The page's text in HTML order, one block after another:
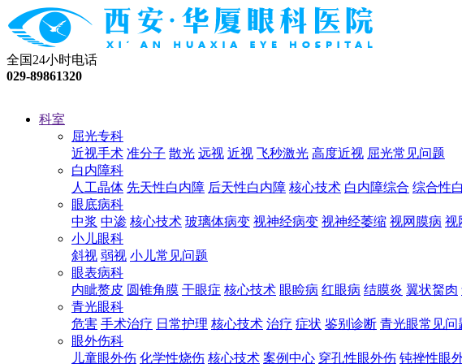
全国24小时电话
029-89861320
科室
屈光专科
近视手术 准分子 散光 远视 近视 飞秒激光 高度近视 屈光常见问题
白内障科
人工晶体 先天性白内障 后天性白内障 核心技术 白内障综合 综合性
眼底病科
中浆 中渗 核心技术 玻璃体病变 视神经病变 视神经萎缩 视网膜病 视
小儿眼科
斜视 弱视 小儿常见问题
眼表病科
内眦赘皮 圆锥角膜 干眼症 核心技术 眼睑病 红眼病 结膜炎 翼状胬肉
青光眼科
危害 手术治疗 日常护理 核心技术 治疗 症状 鉴别诊断 青光眼常见问
眼外伤科
儿童眼外伤 化学性烧伤 核心技术 案例中心 穿孔性眼外伤 钝挫性眼